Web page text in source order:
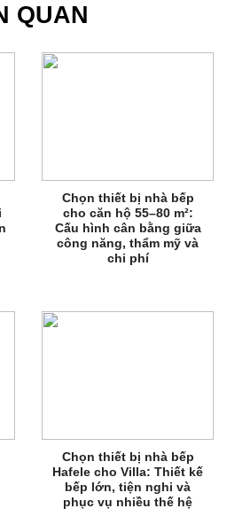
QUAN
Chọn thiết bị nhà bếp
cho căn hộ 55–80 m²:
Cấu hình cân bằng giữa
công năng, thẩm mỹ và
chi phí
Chọn thiết bị nhà bếp
Hafele cho Villa: Thiết kế
bếp lớn, tiện nghi và
phục vụ nhiều thế hệ